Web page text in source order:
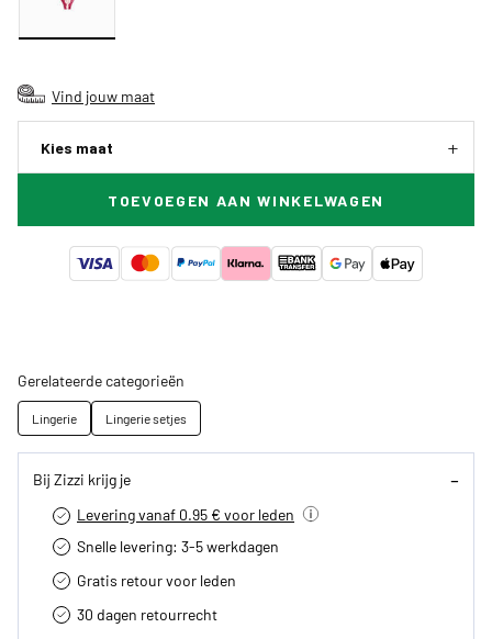
Vind jouw maat
Kies maat
TOEVOEGEN AAN WINKELWAGEN
Gerelateerde categorieën
Lingerie Lingerie setjes
Bij Zizzi krijg je
Levering vanaf 0.95 € voor leden
Snelle levering: 3-5 werkdagen
Gratis retour voor leden
30 dagen retourrecht­